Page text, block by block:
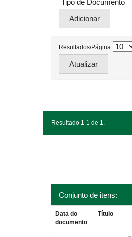
Resultados/Página
Resultado 1-1 de 1.
Conjunto de itens:
Data do
documento
Título